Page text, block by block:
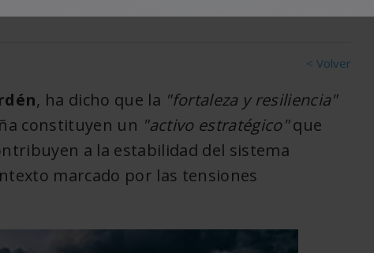
< Volver
, ha dicho que la "fortaleza y resiliencia"
constituyen un "activo estratégico"que
a la estabilidad del sistema
marcado por las tensiones